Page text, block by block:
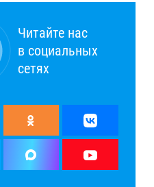
Читайте нас
в социальных
сетях